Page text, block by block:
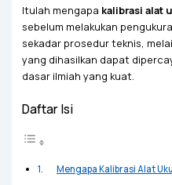
Itulah mengapa kalibrasi alat
sebelum melakukan
sekadar prosedur teknis,
yang dihasilkan dapat
dasar ilmiah yang kuat.
Daftar Isi
Mengapa Kalibrasi Alat